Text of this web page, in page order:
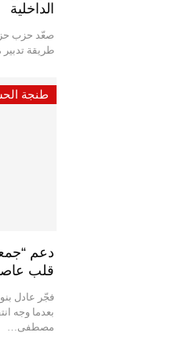
الداخلية
صعّد حزب حزب
طريقة
طنجة
دعم
قلب
فجّر عادل
بعدما وجه
مصطفى…